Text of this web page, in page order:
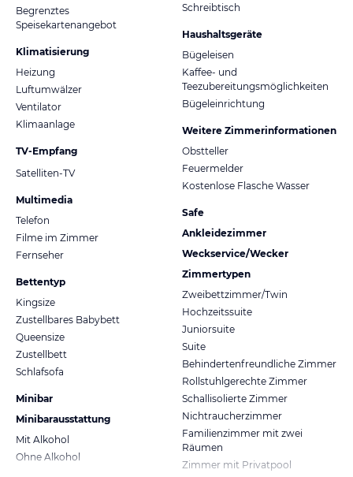
Begrenztes
Speisekartenangebot
Klimatisierung
Heizung
Luftumwälzer
Ventilator
Klimaanlage
TV-Empfang
Satelliten-TV
Multimedia
Telefon
Filme im Zimmer
Fernseher
Bettentyp
Kingsize
Zustellbares Babybett
Queensize
Zustellbett
Schlafsofa
Minibar
Minibarausstattung
Mit Alkohol
Ohne Alkohol
Schreibtisch
Haushaltsgeräte
Bügeleisen
Kaffee- und
Teezubereitungsmöglichkeiten
Bügeleinrichtung
Weitere Zimmerinformationen
Obstteller
Feuermelder
Kostenlose Flasche Wasser
Safe
Ankleidezimmer
Weckservice/Wecker
Zimmertypen
Zweibettzimmer/Twin
Hochzeitssuite
Juniorsuite
Suite
Behindertenfreundliche Zimmer
Rollstuhlgerechte Zimmer
Schallisolierte Zimmer
Nichtraucherzimmer
Familienzimmer mit zwei
Räumen
Zimmer mit Privatpool